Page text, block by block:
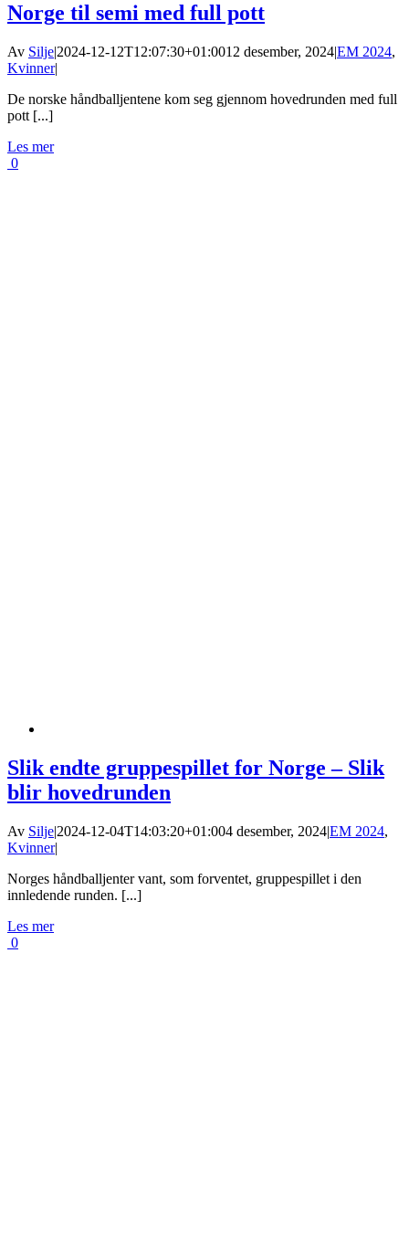
Norge til semi med full pott
Av Silje|2024-12-12T12:07:30+01:0012 desember, 2024|EM 2024,
Kvinner|
De norske håndballjentene kom seg gjennom hovedrunden med full
pott [...]
Les mer
0
Slik endte gruppespillet for Norge – Slik
blir hovedrunden
Av Silje|2024-12-04T14:03:20+01:004 desember, 2024|EM 2024,
Kvinner|
Norges håndballjenter vant, som forventet, gruppespillet i den
innledende runden. [...]
Les mer
0